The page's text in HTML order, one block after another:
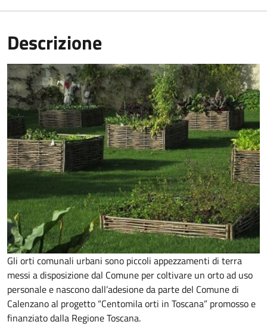
Descrizione
Gli orti comunali urbani sono piccoli appezzamenti di terra
messi a disposizione dal Comune per coltivare un orto ad uso
personale e nascono dall’adesione da parte del Comune di
Calenzano al progetto “Centomila orti in Toscana” promosso e
finanziato dalla Regione Toscana.